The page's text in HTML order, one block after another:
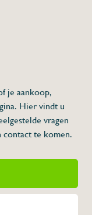
je aankoop,
Hier vindt u
vragen
contact te komen.